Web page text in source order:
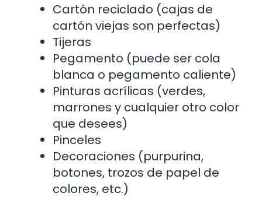
Cartón reciclado (cajas de
cartón viejas son perfectas)
Tijeras
Pegamento (puede ser cola
blanca o pegamento caliente)
Pinturas acrílicas (verdes,
marrones y cualquier otro color
que desees)
Pinceles
Decoraciones (purpurina,
botones, trozos de papel de
colores, etc.)